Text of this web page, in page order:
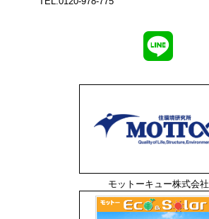
モットーキュー株式会社